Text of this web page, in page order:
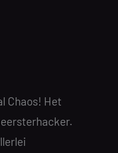
Chaos! Het